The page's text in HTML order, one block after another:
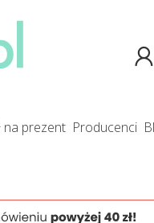
na prezent producenci